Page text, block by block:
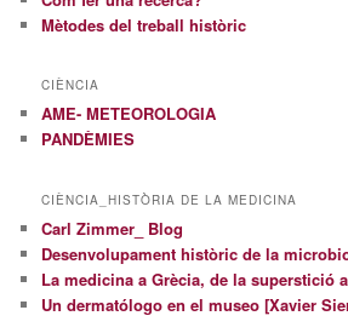
Mètodes del treball històric
CIÈNCIA
AME- METEOROLOGIA
PANDÈMIES
CIÈNCIA_HISTÒRIA DE LA MEDICINA
Carl Zimmer_ Blog
Desenvolupament històric de la
La medicina a Grècia, de la superstició
Un dermatólogo en el museo [Xavier